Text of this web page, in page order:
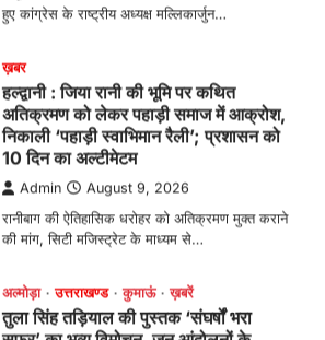
हल्द्वानी : जिया रानी की भूमि पर कथित
निकाली ‘पहाड़ी स्वाभिमान रैली’; प्रशासन को
10 दिन का अल्टीमेटम
Admin August 9, 2026
रानीबाग की ऐतिहासिक धरोहर को अतिक्रमण मुक्त कराने
की मांग, सिटी मजिस्ट्रेट के माध्यम से…
अल्मोड़ा उत्तराखण्ड कुमाऊं ख़बरें
तुला सिंह तड़ियाल की पुस्तक ‘संघर्षों भरा
इतिहास को सहेजने का प्रयास
Admin August 9, 2026